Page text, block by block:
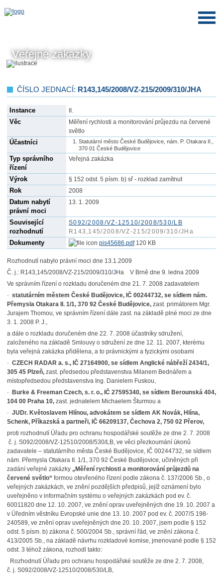
Veřejné zakázky
ČÍSLO JEDNACÍ: R143,145/2008/VZ-215/2009/310/JHA
Instance II.
Věc
Měření rychlosti a monitorování průjezdu na červené
světlo
Účastníci
Statutární město České Budějovice, nám. P. Otakara II.,
370 01 České Budějovice
Typ správního
řízení
Veřejná zakázka
Výrok § 152 odst. 5 písm. b) sř - rozklad zamítnut
Rok 2008
Datum nabytí
právní moci
13. 1. 2009
Související
rozhodnutí
S092/2008/VZ-12510/2008/530/LB
R143,145/2008/VZ-215/2009/310/JHa
Dokumenty pis45686.pdf120 KB
Rozhodnutí nabylo právní moci dne 13.1.2009
Č. j.: R143,145/2008/VZ-215/2009/310/JHa V Brně dne 9. ledna 2009
Ve správním řízení o rozkladu doručeném dne 21. 7. 2008 zadavatelem
· statutárním městem České Budějovice, IČ 00244732, se sídlem nám.
Přemysla Otakara II. 1/1, 370 92 České Budějovice, zast. primátorem Mgr.
Jurajem Thomou, ve správním řízení dále zast. na základě plné moci ze dne
3. 1. 2008 P. J.,
a dále o rozkladu doručeném dne 22. 7. 2008 účastníky sdružení,
založeného na základě Smlouvy o sdružení ze dne 12. 11. 2007, kterému
byla veřejná zakázka přidělena, a to právnickými a fyzickými osobami
· CZECH RADAR a. s., IČ 27164900, se sídlem Anglické nábřeží 2434/1,
305 45 Plzeň,zast. předsedou představenstva Milanem Bednářem a
místopředsedou představenstva Ing. Danielem Fuskou,
·
Burke & Freeman Czech, s. r. o., IČ 27595340, se sídlem Berounská 404,
104 00 Praha 10, zast. jednatelem Michaelem Šturmou a
· JUDr. Květoslavem Hlínou, advokátem se sídlem AK Novák, Hlína,
Schenk, Příkazská a partneři, IČ 66209137, Čechova 2, 750 02 Přerov,
proti rozhodnutí Úřadu pro ochranu hospodářské soutěže ze dne 2. 7. 2008
č. j. S092/2008/VZ-12510/2008/530/LB, ve věci přezkoumání úkonů
zadavatele – statutárního města České Budějovice, IČ 00244732, se sídlem
nám. Přemysla Otakara II. 1/1, 370 92 České Budějovice, učiněných při
zadání veřejné zakázky „Měření rychlosti a monitorování průjezdů na
červené světlo“ formou otevřeného řízení podle zákona č. 137/2006 Sb., o
veřejných zakázkách, ve znění pozdějších předpisů, jejíž oznámení bylo
uveřejněno v informačním systému o veřejných zakázkách pod ev. č.
60011820 dne 12. 10. 2007, ve znění oprav uveřejněných dne 19. 10. 2007 a
v Úředním věstníku Evropské unie dne 13. 10. 2007 pod ev. č. 2007/S 198-
240589, ve znění oprav uveřejněných dne 20. 10. 2007, jsem podle § 152
odst. 5 písm. b) zákona č. 500/2004 Sb., správní řád, ve znění zákona č.
413/2005 Sb., na základě návrhu rozkladové komise, jmenované podle § 152
odst. 3 téhož zákona, rozhodl takto:
Rozhodnutí Úřadu pro ochranu hospodářské soutěže ze dne 2. 7. 2008,
č. j. S092/2008/VZ-12510/2008/530/LB,